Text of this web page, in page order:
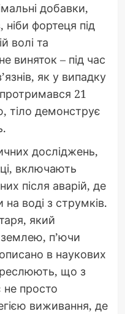
добавки,
ніби фортеця під
волі та
виняток – під час
як у випадку
21
тіло демонструє
досліджень,
включають
після аварій, де
воді з струмків.
який
землею, п’ючи
в наукових
що з
просто
виживання, де